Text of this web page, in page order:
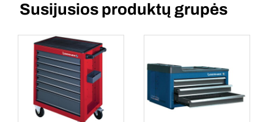
Susijusios produktų grupės